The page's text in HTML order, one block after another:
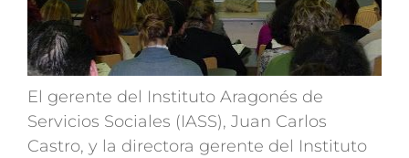
El gerente del Instituto Aragonés de
Servicios Sociales (IASS), Juan Carlos
Castro, y la directora gerente del Instituto